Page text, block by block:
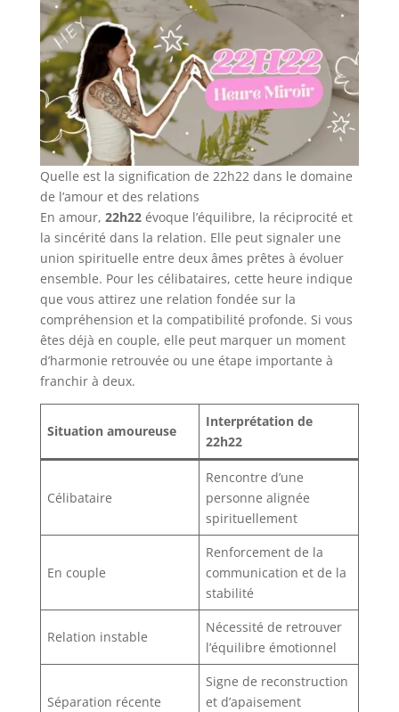
Quelle est la signification de 22h22 dans le domaine
de l’amour et des relations
En amour, 22h22évoque l’équilibre, la réciprocité et
la sincérité dans la relation. Elle peut signaler une
union spirituelle entre deux âmes prêtes à évoluer
ensemble. Pour les célibataires, cette heure indique
que vous attirez une relation fondée sur la
compréhension et la compatibilité profonde. Si vous
êtes déjà en couple, elle peut marquer un moment
d’harmonie retrouvée ou une étape importante à
franchir à deux.
Situation amoureuse
Interprétation de
22h22
Célibataire
Rencontre d’une
personne alignée
spirituellement
En couple
Renforcement de la
communication et de la
stabilité
Relation instable
Nécessité de retrouver
l’équilibre émotionnel
Séparation récente
Signe de reconstruction
et d’apaisement